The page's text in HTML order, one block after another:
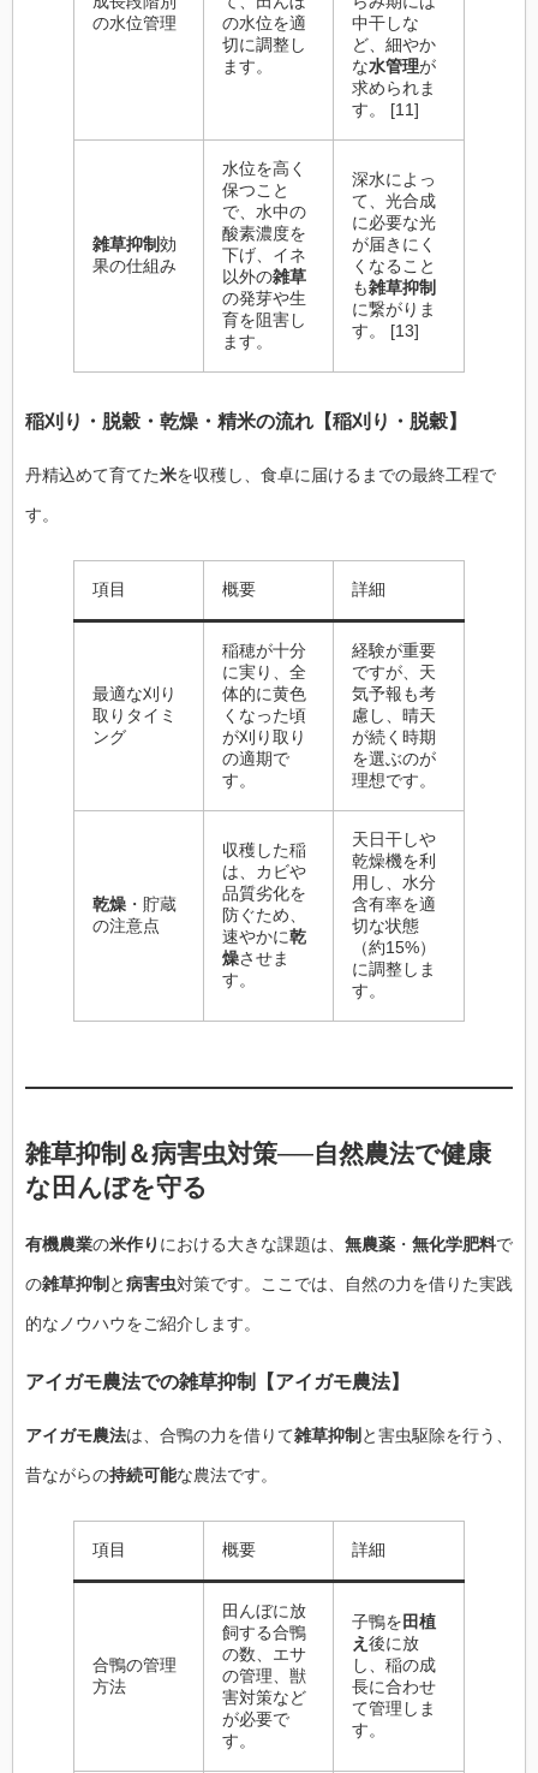
の水位管理
の水位を適
切に調整し
ます。
中干しな
ど、細やか
な水管理が
求められま
す。 [11]
雑草抑制効
果の仕組み
水位を高く
保つこと
で、水中の
酸素濃度を
下げ、イネ
以外の雑草
の発芽や生
育を阻害し
ます。
深水によっ
て、光合成
に必要な光
が届きにく
くなること
も雑草抑制
に繋がりま
す。 [13]
稲刈り ・ 脱穀 ・ 乾燥 ・ 精米の流れ【稲刈り ・ 脱穀】
丹精込めて育てた米を収穫し、食卓に届けるまでの最終工程で
す。
項目 概要 詳細
最適な刈り
取りタイミ
ング
稲穂が十分
に実り、全
体的に黄色
くなった頃
が刈り取り
の適期で
す。
経験が重要
ですが、天
気予報も考
慮し、晴天
が続く時期
を選ぶのが
理想です。
乾燥 ・貯蔵
の注意点
収穫した稲
は、カビや
品質劣化を
防ぐため、
速やかに乾
燥させま
す。
天日干しや
乾燥機を利
用し、水分
含有率を適
切な状態
（約15%）
に調整しま
す。
雑草抑制 ＆病害虫対策──自然農法で健康
な田んぼを守る
有機農業の米作り における大きな課題は、 無農薬 ・ 無化学肥料で
の雑草抑制 と病害虫対策です。ここでは、自然の力を借りた実践
的なノウハウをご紹介します。
アイガモ農法での雑草抑制 【アイガモ農法】
アイガモ農法は、合鴨の力を借りて雑草抑制と害虫駆除を行う、
昔ながらの持続可能な農法です。
項目 概要 詳細
合鴨の管理
方法
田んぼに放
飼する合鴨
の数、エサ
の管理、獣
害対策など
が必要で
す。
子鴨を田植
え 後に放
し、稲の成
長に合わせ
て管理しま
す。